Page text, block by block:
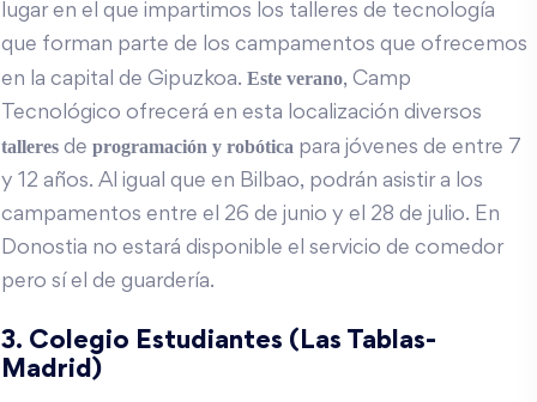
lugar en el que impartimos los talleres de tecnología
que forman parte de los campamentos que ofrecemos
en la capital de Gipuzkoa. Este verano, Camp
Tecnológico ofrecerá en esta localización diversos
talleres de programación y robótica para jóvenes de entre 7
y 12 años. Al igual que en Bilbao, podrán asistir a los
campamentos entre el 26 de junio y el 28 de julio. En
Donostia no estará disponible el servicio de comedor
pero sí el de guardería.
3. Colegio Estudiantes (Las Tablas-
Madrid)